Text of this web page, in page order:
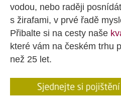
vodou, nebo raději
s žirafami, v prvé řadě
Přibalte si na cesty naše
které vám na českém trhu
než 25 let.